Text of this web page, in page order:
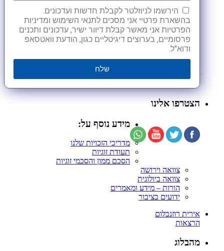
הירשמו לניוזלטר לקבלת חדשות ועדכונים.
בהשארת פרטיי אני מסכים לתנאי השימוש ומדיניות
הפרטיות אני מאשר קבלת דיוור ישיר, עדכונים ותכנים
פרסומיים, בערוצים דיגיטליים כגון, הודעת וואטסאפ
ודוא"ל.
שלח
הצטרפו אלינו
מידע נוסף על:
מדריכי הזכויות שלנו
תעודת זוגיות
הסכם ממון והסכמי זוגיות
צוואה וירושה
צוואה ביולוגית
הורות – מידע ומאמרים
ידועים בציבור
אירית רוזנבלום
הרצאות
מהבלוג